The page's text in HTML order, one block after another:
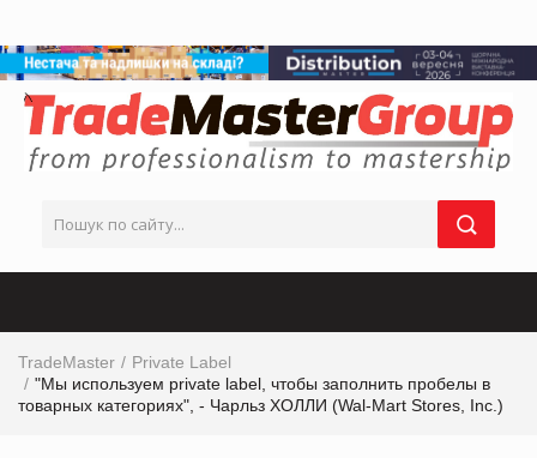
TradeMaster
Private Label
"Мы используем private label, чтобы заполнить пробелы в
товарных категориях", - Чарльз ХОЛЛИ (Wal-Mart Stores, Inc.)